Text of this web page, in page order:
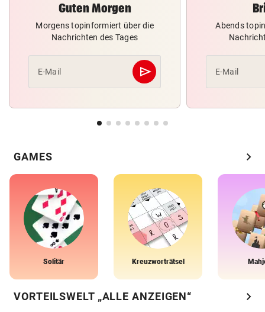
Guten Morgen
Morgens topinformiert über die
Nachrichten des Tages
E-Mail send
Abschicken
Abends
E-Mail
GAMES chevron_right
Solitär Kreuzworträtsel
VORTEILSWELT „ALLE ANZEIGEN“ chevron_right